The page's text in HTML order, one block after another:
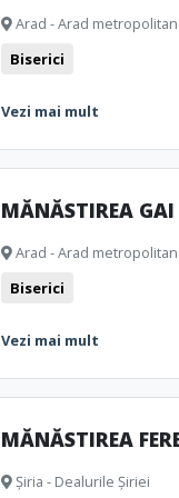
Arad - Arad metropolitan
Biserici
Vezi mai mult
MĂNĂSTIREA GAI
Arad - Arad metropolitan
Biserici
Vezi mai mult
MĂNĂSTIREA
Șiria - Dealurile Șiriei